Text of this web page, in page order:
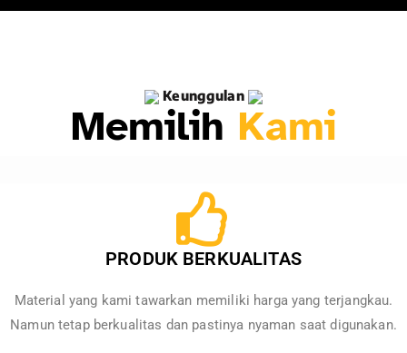
Keunggulan
Memilih Kami
PRODUK BERKUALITAS
Material yang kami tawarkan memiliki harga yang terjangkau.
Namun tetap berkualitas dan pastinya nyaman saat digunakan.